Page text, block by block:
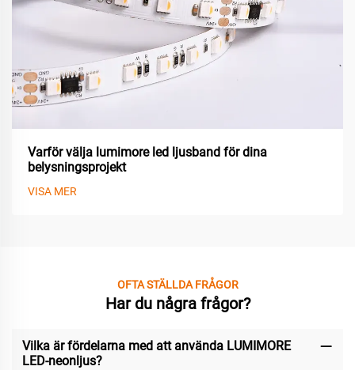
Varför välja lumimore led ljusband för dina
belysningsprojekt
VISA MER
OFTA STÄLLDA FRÅGOR
Har du några frågor?
Vilka är fördelarna med att använda LUMIMORE
LED-neonljus?